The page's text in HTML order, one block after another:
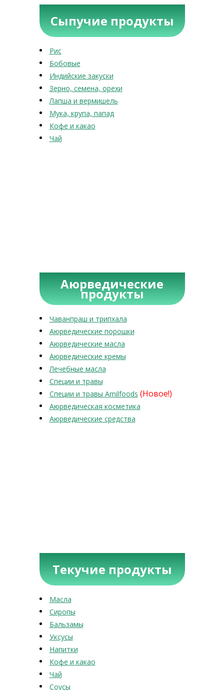
Сыпучие продукты
Рис
Бобовые
Индийские закуски
Зерно, семена, орехи
Лапша и вермишель
Мука, крупа, папад
Кофе и какао
Чай
Аюрведические
продукты
Чаванпраш и трипхала
Аюрведические порошки
Аюрведические масла
Аюрведические кремы
Лечебные масла
Специи и травы
Специи и травы Amilfoods (Новое!)
Аюрведическая косметика
Аюрведические средства
Текучие продукты
Масла
Сиропы
Бальзамы
Уксусы
Напитки
Кофе и какао
Чай
Соусы